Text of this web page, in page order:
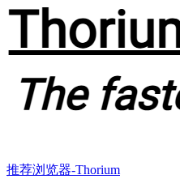
推荐浏览器-Thorium